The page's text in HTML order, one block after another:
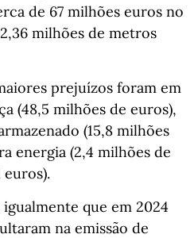
de 67 milhões euros no
milhões de metros
prejuízos foram em
(48,5 milhões de euros),
(15,8 milhões
energia (2,4 milhões de
que em 2024
na emissão de